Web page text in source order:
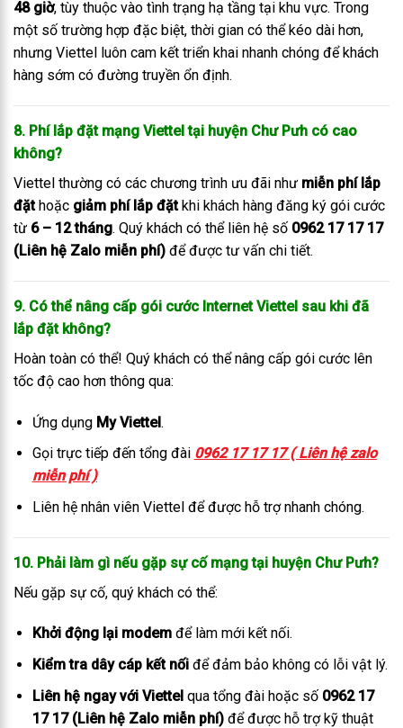
48 giờ, tùy thuộc vào tình trạng hạ tầng tại khu vực. Trong
một số trường hợp đặc biệt, thời gian có thể kéo dài hơn,
nhưng Viettel luôn cam kết triển khai nhanh chóng để khách
hàng sớm có đường truyền ổn định.
8. Phí lắp đặt mạng Viettel tại huyện Chư Pưh có cao
không?
Viettel thường có các chương trình ưu đãi như miễn phí lắp
đặthoặc giảm phí lắp đặtkhi khách hàng đăng ký gói cước
từ 6 – 12 tháng. Quý khách có thể liên hệ số 0962 17 17 17
(Liên hệ Zalo miễn phí) để được tư vấn chi tiết.
9. Có thể nâng cấp gói cước Internet Viettel sau khi đã
lắp đặt không?
Hoàn toàn có thể! Quý khách có thể nâng cấp gói cước lên
tốc độ cao hơn thông qua:
Ứng dụng My Viettel.
Gọi trực tiếp đến tổng đài 0962 17 17 17 ( Liên hệ zalo
miễn phí )
Liên hệ nhân viên Viettel để được hỗ trợ nhanh chóng.
10. Phải làm gì nếu gặp sự cố mạng tại huyện Chư Pưh?
Nếu gặp sự cố, quý khách có thể:
Khởi động lại modemđể làm mới kết nối.
Kiểm tra dây cáp kết nốiđể đảm bảo không có lỗi vật lý.
Liên hệ ngay với Viettelqua tổng đài hoặc số 0962 17
17 17 (Liên hệ Zalo miễn phí)để được hỗ trợ kỹ thuật